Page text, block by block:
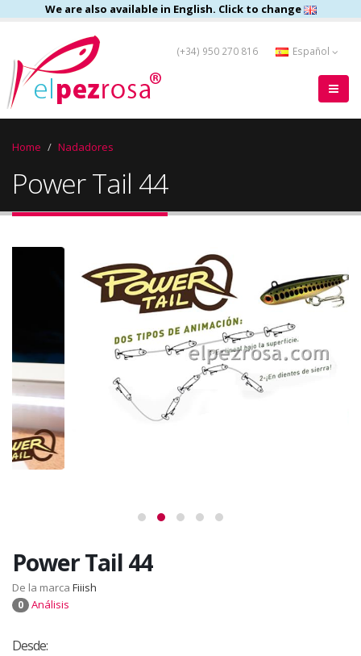
We are also available in English. Click to change
(+34) 950 270 816 Español
Home Nadadores
Power Tail 44
Power Tail 44
De la marca Fiiish
0 Análisis
Desde: